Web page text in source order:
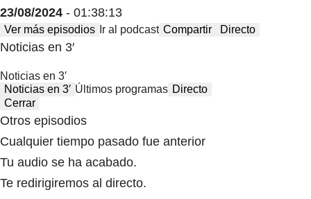
23/08/2024 - 01:38:13
Ver más episodios Ir al podcast Compartir Directo
Noticias en 3′
Noticias en 3′
Noticias en 3′ Últimos programas Directo
Cerrar
Otros episodios
Cualquier tiempo pasado fue anterior
Tu audio se ha acabado.
Te redirigiremos al directo.